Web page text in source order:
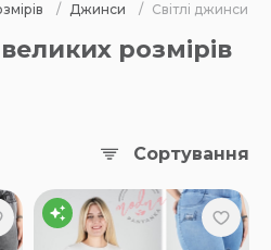
/ Джинси / Світлі джинси
розмірів
Сортування